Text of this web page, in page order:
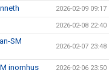
2026-02-09 09:17
2026-02-08 22:40
SM
2026-02-07 23:48
inomhus 2026-02-06 23:50